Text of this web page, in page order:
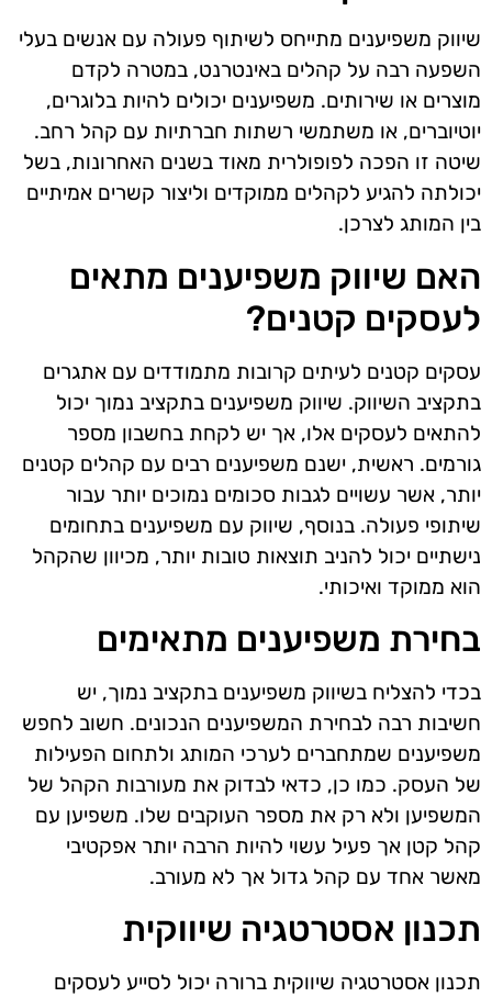
שיווק משפיענים מתייחס לשיתוף פעולה עם אנשים בעלי
השפעה רבה על קהלים באינטרנט, במטרה לקדם
מוצרים או שירותים. משפיענים יכולים להיות בלוגרים,
יוטיוברים, או משתמשי רשתות חברתיות עם קהל רחב.
שיטה זו הפכה לפופולרית מאוד בשנים האחרונות, בשל
יכולתה להגיע לקהלים ממוקדים וליצור קשרים אמיתיים
בין המותג לצרכן.
האם שיווק משפיענים מתאים
לעסקים קטנים?
עסקים קטנים לעיתים קרובות מתמודדים עם אתגרים
בתקציב השיווק. שיווק משפיענים בתקציב נמוך יכול
להתאים לעסקים אלו, אך יש לקחת בחשבון מספר
גורמים. ראשית, ישנם משפיענים רבים עם קהלים קטנים
יותר, אשר עשויים לגבות סכומים נמוכים יותר עבור
שיתופי פעולה. בנוסף, שיווק עם משפיענים בתחומים
נישתיים יכול להניב תוצאות טובות יותר, מכיוון שהקהל
הוא ממוקד ואיכותי.
בחירת משפיענים מתאימים
בכדי להצליח בשיווק משפיענים בתקציב נמוך, יש
חשיבות רבה לבחירת המשפיענים הנכונים. חשוב לחפש
משפיענים שמתחברים לערכי המותג ולתחום הפעילות
של העסק. כמו כן, כדאי לבדוק את מעורבות הקהל של
המשפיען ולא רק את מספר העוקבים שלו. משפיען עם
קהל קטן אך פעיל עשוי להיות הרבה יותר אפקטיבי
מאשר אחד עם קהל גדול אך לא מעורב.
תכנון אסטרטגיה שיווקית
תכנון אסטרטגיה שיווקית ברורה יכול לסייע לעסקים